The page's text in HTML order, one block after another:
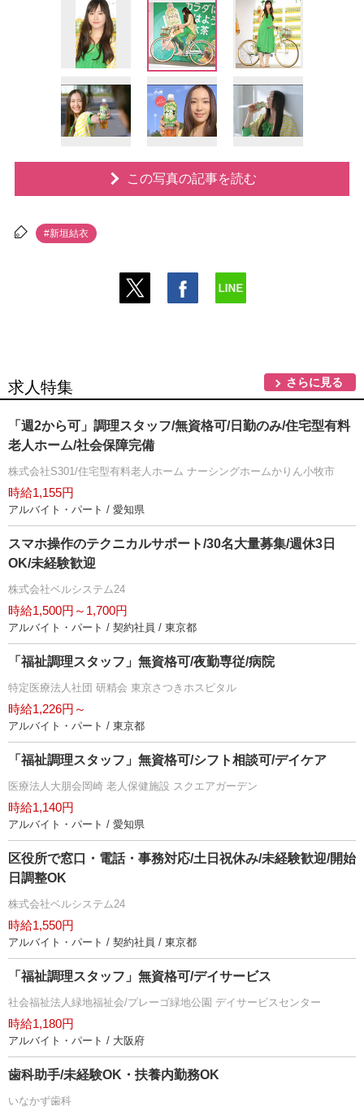
この写真の記事を読む
#新垣結衣
求人特集 さらに見る
「週2から可」調理スタッフ/無資格可/日勤のみ/住宅型有料
老人ホーム/社会保障完備
株式会社S301/住宅型有料老人ホーム ナーシングホームかりん小牧市
時給1,155円
アルバイト・パート / 愛知県
スマホ操作のテクニカルサポート/30名大量募集/週休3日
OK/未経験歓迎
株式会社ベルシステム24
時給1,500円～1,700円
アルバイト・パート / 契約社員 / 東京都
「福祉調理スタッフ」無資格可/夜勤専従/病院
特定医療法人社団 研精会 東京さつきホスピタル
時給1,226円～
アルバイト・パート / 東京都
「福祉調理スタッフ」無資格可/シフト相談可/デイケア
医療法人大朋会岡崎 老人保健施設 スクエアガーデン
時給1,140円
アルバイト・パート / 愛知県
区役所で窓口・電話・事務対応/土日祝休み/未経験歓迎/開始
日調整OK
株式会社ベルシステム24
時給1,550円
アルバイト・パート / 契約社員 / 東京都
「福祉調理スタッフ」無資格可/デイサービス
社会福祉法人緑地福祉会/プレーゴ緑地公園 デイサービスセンター
時給1,180円
アルバイト・パート / 大阪府
歯科助手/未経験OK・扶養内勤務OK
いなかず歯科